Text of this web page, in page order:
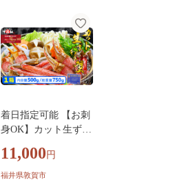
着日指定可能 【お刺
身OK】カット生ずわ
700g）×1箱【甲羅組
敦賀 かに カニ 蟹 ズ
11,000 円
福井県敦賀市